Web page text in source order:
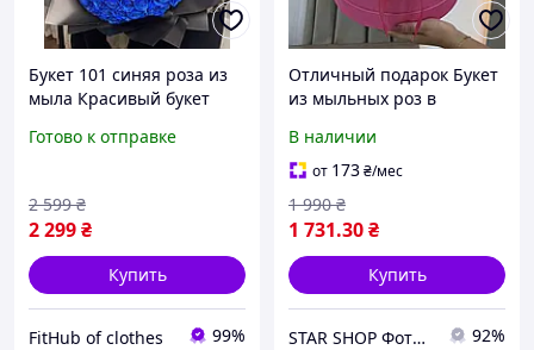
Букет 101 синяя роза из
мыла Красивый букет
Цветы розы
Мыльные цвет розы
Букеты на праздник
Готово к отправке
2 299₴
2 599 ₴
Купить
FitHub of clothes 99%
Отличный подарок Букет
из мыльных роз в
В наличии
от 173₴/мес
1 731.30₴
1 990 ₴
Купить
STAR SHOP Фотосувениры 92%